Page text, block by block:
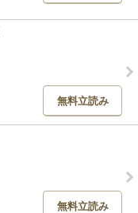
無料立読み
無料立読み